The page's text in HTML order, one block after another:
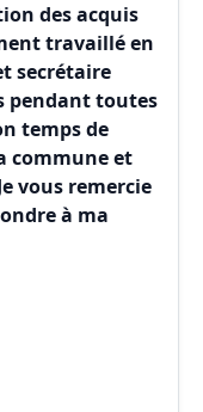
des acquis
travaillé en
secrétaire
pendant toutes
temps de
commune et
vous remercie
à ma